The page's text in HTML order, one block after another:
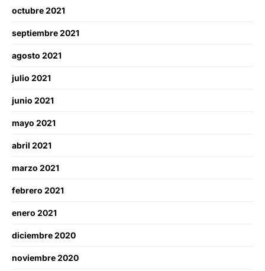
octubre 2021
septiembre 2021
agosto 2021
julio 2021
junio 2021
mayo 2021
abril 2021
marzo 2021
febrero 2021
enero 2021
diciembre 2020
noviembre 2020